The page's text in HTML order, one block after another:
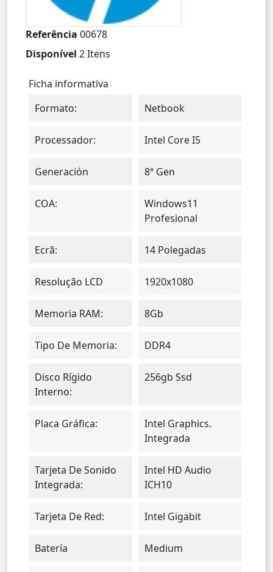
Referência 00678
Disponível 2 Itens
Ficha informativa
Formato:
Netbook
Processador: Intel Core I5
Generación 8ª Gen
COA:
Windows11
Profesional
Ecrã: 14 Polegadas
Resolução LCD 1920x1080
Memoria RAM: 8Gb
Tipo De Memoria: DDR4
Disco Rígido
Interno:
256gb Ssd
Placa Gráfica:
Intel Graphics.
Integrada
Tarjeta De Sonido
Integrada:
Intel HD Audio
ICH10
Tarjeta De Red: Intel Gigabit
Batería Medium